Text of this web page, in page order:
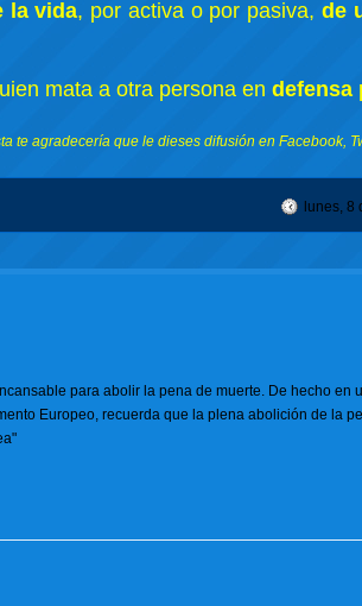
la vida, por activa o por pasiva, de
mata a otra persona endefensa
te agradecería que le dieses difusión en Facebook,
lunes, 8
para abolir la pena de muerte. De hecho en
Europeo, recuerda que la plena abolición de la